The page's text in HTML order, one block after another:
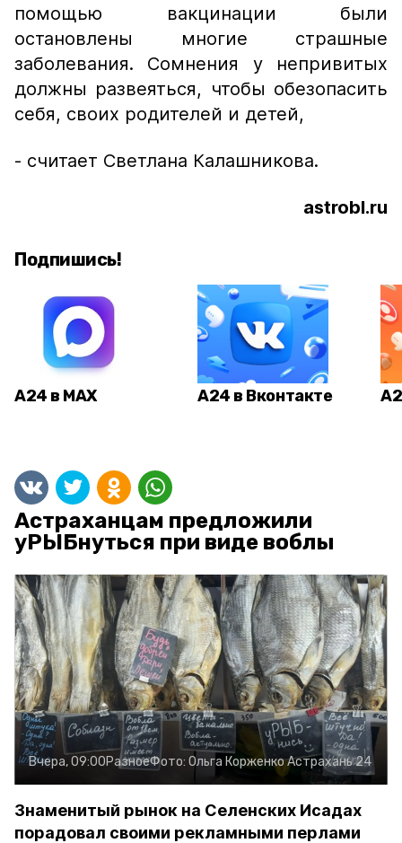
помощью вакцинации были
остановлены многие страшные
заболевания. Сомнения у непривитых
должны развеяться, чтобы обезопасить
себя, своих родителей и детей,
- считает Светлана Калашникова.
astrobl.ru
Подпишись!
А24 в MAX А24 в Вконтакте
Астраханцам предложили
уРЫБнуться при виде воблы
Вчера, 09:00РазноеФото: Ольга КорженкоАстрахань 24
Знаменитый рынок на Селенских Исадах
порадовал своими рекламными перлами